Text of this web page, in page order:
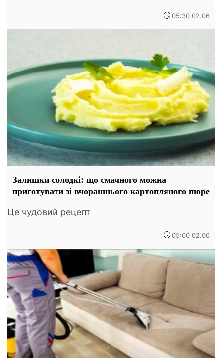
05:30 02.06
Залишки солодкі: що смачного можна
приготувати зі вчорашнього картопляного пюре
Це чудовий рецепт
05:00 02.06